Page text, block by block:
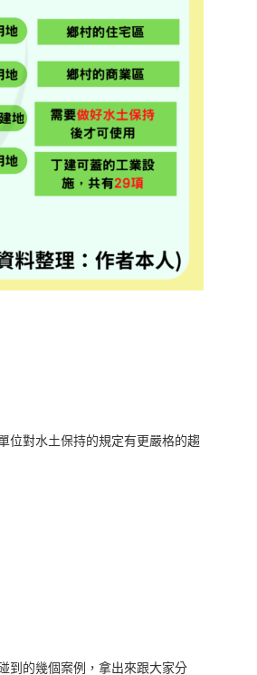
位對水土保持的規定有更嚴格的趨
到的幾個案例，拿出來跟大家分